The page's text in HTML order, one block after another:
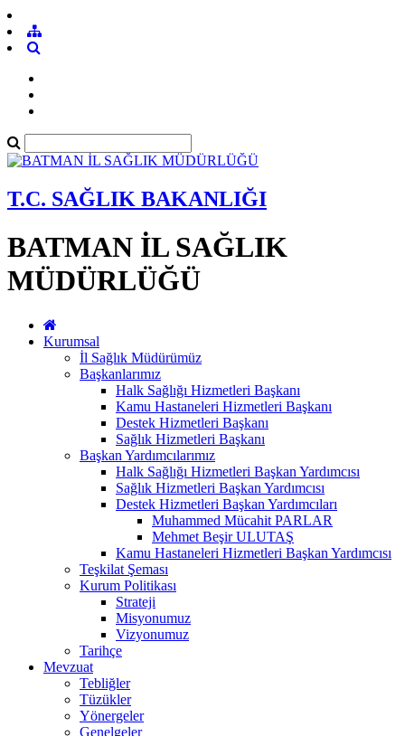
T.C. SAĞLIK BAKANLIĞI
BATMAN İL SAĞLIK
MÜDÜRLÜĞÜ
Kurumsal
İl Sağlık Müdürümüz
Başkanlarımız
Halk Sağlığı Hizmetleri Başkanı
Kamu Hastaneleri Hizmetleri Başkanı
Destek Hizmetleri Başkanı
Sağlık Hizmetleri Başkanı
Başkan Yardımcılarımız
Halk Sağlığı Hizmetleri Başkan Yardımcısı
Sağlık Hizmetleri Başkan Yardımcısı
Destek Hizmetleri Başkan Yardımcıları
Muhammed Mücahit PARLAR
Mehmet Beşir ULUTAŞ
Kamu Hastaneleri Hizmetleri Başkan Yardımcısı
Teşkilat Şeması
Kurum Politikası
Strateji
Misyonumuz
Vizyonumuz
Tarihçe
Mevzuat
Tebliğler
Tüzükler
Yönergeler
Genelgeler